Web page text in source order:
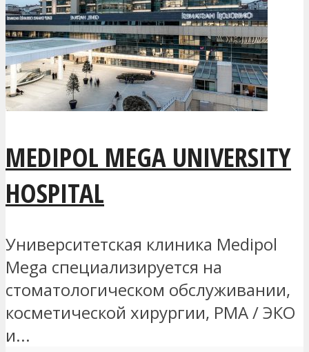
MEDIPOL MEGA UNIVERSITY
HOSPITAL
Университетская клиника Medipol
Mega специализируется на
стоматологическом обслуживании,
косметической хирургии, РМА / ЭКО
и...